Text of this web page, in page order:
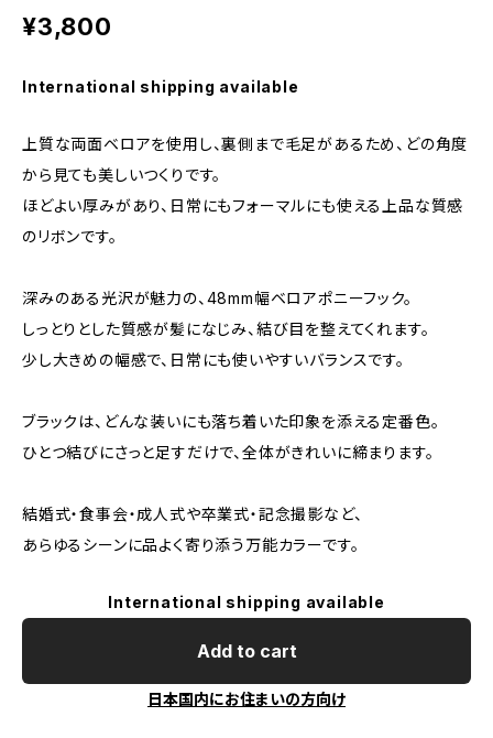
¥3,800
International shipping available
上質な両面ベロアを使用し、裏側まで毛足があるため、どの角度
から見ても美しいつくりです。
ほどよい厚みがあり、日常にもフォーマルにも使える上品な質感
のリボンです。
深みのある光沢が魅力の、48mm幅ベロアポニーフック。
しっとりとした質感が髪になじみ、結び目を整えてくれます。
少し大きめの幅感で、日常にも使いやすいバランスです。
ブラックは、どんな装いにも落ち着いた印象を添える定番色。
ひとつ結びにさっと足すだけで、全体がきれいに締まります。
結婚式・食事会・成人式や卒業式・記念撮影など、
あらゆるシーンに品よく寄り添う万能カラーです。
International shipping available
Add to cart
日本国内にお住まいの方向け